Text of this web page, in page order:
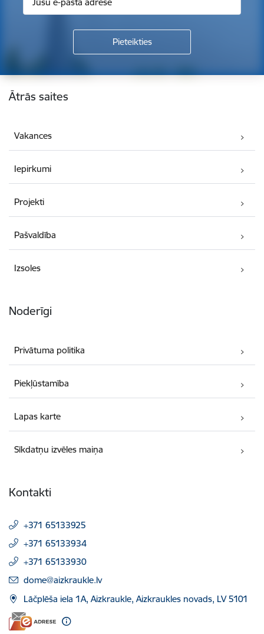
Kājene
Ātrās saites
Vakances
Iepirkumi
Projekti
Pašvaldība
Izsoles
Noderīgi
Privātuma politika
Piekļūstamība
Lapas karte
Sīkdatņu izvēles maiņa
Kontakti
+371 65133925
+371 65133934
+371 65133930
E-pasts:
dome@aizkraukle.lv
Lāčplēša iela 1A, Aizkraukle, Aizkraukles novads, LV 5101